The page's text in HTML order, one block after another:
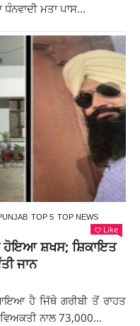
ਮਤਾ ਪਾਸ...
TOP 5 TOP NEWS
Like
ਹੋਇਆ ਸ਼ਖਸ; ਸ਼ਿਕਾਇਤ
ਜਾਨ
ਹੈ ਜਿੱਥੇ ਗਰੀਬੀ ਤੋਂ ਰਾਹਤ
ਨਾਲ 73,000...